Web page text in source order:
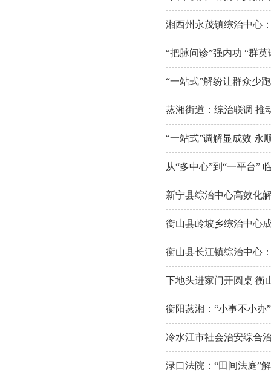
湘西州永茂镇综治中心
“把脉问诊”强内功 “群
“一站式”解纷让群众少
蒸湘街道：综治联调 推
“一站式”调解显成效 永
从“多中心”到“一平台”
新宁县综治中心高效化
衡山县岭坡乡综治中心
衡山县长江镇综治中心
下地头进家门开圆桌 衡
衡阳蒸湘：“小事不小办
冷水江市社会治安综合
渌口法院：“田间法庭”